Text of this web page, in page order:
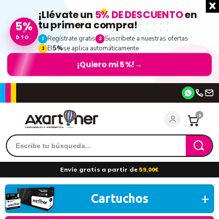
5%
DTO.
¡Llévate un 5% DE DESCUENTOen
tu primera compra!
1 Regístrate gratis 2 Suscríbete a nuestras ofertas
3 El5%se aplica automáticamente
¡Quiero mi 5%!→
entrar
0
Envío gratis a partir de 59,00€
Cartuchos